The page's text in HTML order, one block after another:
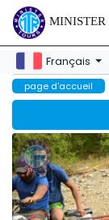
MINISTER
Français
page d'accueil